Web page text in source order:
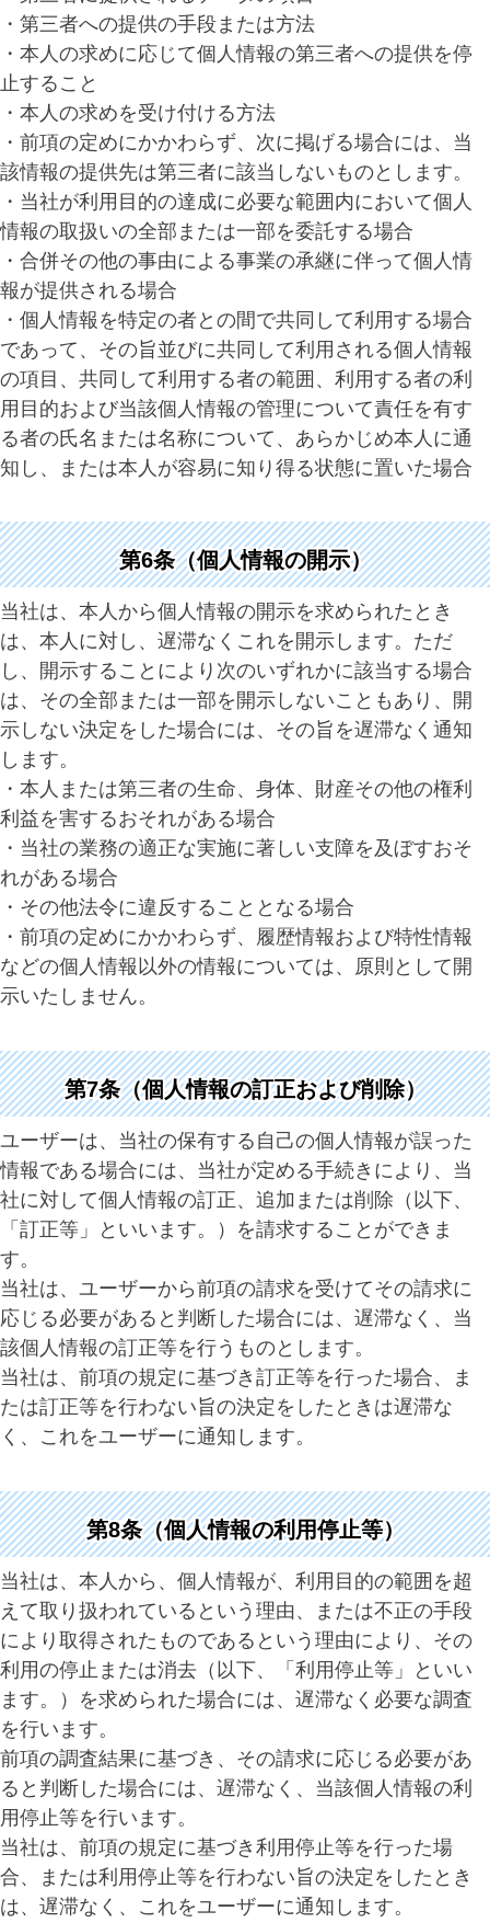
・第三者への提供の手段または方法
・本人の求めに応じて個人情報の第三者への提供を停
止すること
・本人の求めを受け付ける方法
・前項の定めにかかわらず、次に掲げる場合には、当
該情報の提供先は第三者に該当しないものとします。
・当社が利用目的の達成に必要な範囲内において個人
情報の取扱いの全部または一部を委託する場合
・合併その他の事由による事業の承継に伴って個人情
報が提供される場合
・個人情報を特定の者との間で共同して利用する場合
であって、その旨並びに共同して利用される個人情報
の項目、共同して利用する者の範囲、利用する者の利
用目的および当該個人情報の管理について責任を有す
る者の氏名または名称について、あらかじめ本人に通
知し、または本人が容易に知り得る状態に置いた場合
第6条（個人情報の開示）
当社は、本人から個人情報の開示を求められたとき
は、本人に対し、遅滞なくこれを開示します。ただ
し、開示することにより次のいずれかに該当する場合
は、その全部または一部を開示しないこともあり、開
示しない決定をした場合には、その旨を遅滞なく通知
します。
・本人または第三者の生命、身体、財産その他の権利
利益を害するおそれがある場合
・当社の業務の適正な実施に著しい支障を及ぼすおそ
れがある場合
・その他法令に違反することとなる場合
・前項の定めにかかわらず、履歴情報および特性情報
などの個人情報以外の情報については、原則として開
示いたしません。
第7条（個人情報の訂正および削除）
ユーザーは、当社の保有する自己の個人情報が誤った
情報である場合には、当社が定める手続きにより、当
社に対して個人情報の訂正、追加または削除（以下、
「訂正等」といいます。）を請求することができま
す。
当社は、ユーザーから前項の請求を受けてその請求に
応じる必要があると判断した場合には、遅滞なく、当
該個人情報の訂正等を行うものとします。
当社は、前項の規定に基づき訂正等を行った場合、ま
たは訂正等を行わない旨の決定をしたときは遅滞な
く、これをユーザーに通知します。
第8条（個人情報の利用停止等）
当社は、本人から、個人情報が、利用目的の範囲を超
えて取り扱われているという理由、または不正の手段
により取得されたものであるという理由により、その
利用の停止または消去（以下、「利用停止等」といい
ます。）を求められた場合には、遅滞なく必要な調査
を行います。
前項の調査結果に基づき、その請求に応じる必要があ
ると判断した場合には、遅滞なく、当該個人情報の利
用停止等を行います。
当社は、前項の規定に基づき利用停止等を行った場
合、または利用停止等を行わない旨の決定をしたとき
は、遅滞なく、これをユーザーに通知します。